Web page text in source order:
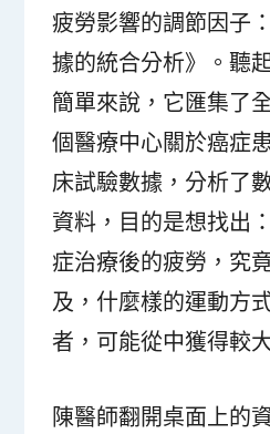
疲勞影響的調節因子
據的統合分析》。聽
簡單來說，它匯集了
個醫療中心關於癌症
床試驗數據，分析了
資料，目的是想找出
症治療後的疲勞，究
及，什麼樣的運動方
者，可能從中獲得較
陳醫師翻開桌面上的